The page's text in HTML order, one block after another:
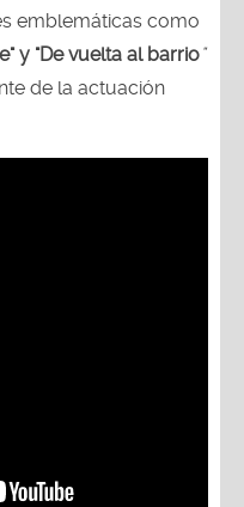
emblemáticas como
y "De vuelta al barrio"
de la actuación